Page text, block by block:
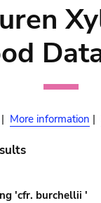
| More information |
'cfr. burchellii '